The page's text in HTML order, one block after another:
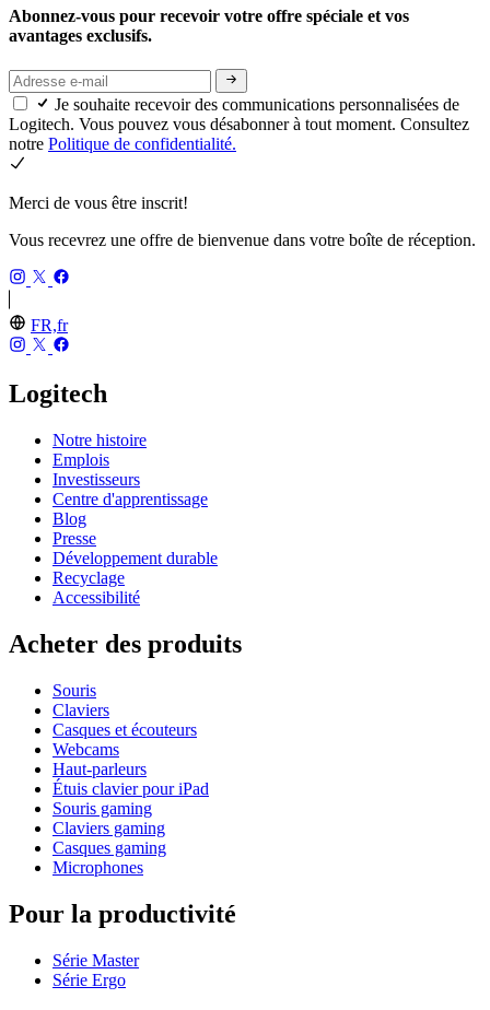
Abonnez-vous pour recevoir votre offre spéciale et vos
avantages exclusifs.
Je souhaite recevoir des communications personnalisées de
Logitech. Vous pouvez vous désabonner à tout moment. Consultez
notre Politique de confidentialité.
Merci de vous être inscrit!
Vous recevrez une offre de bienvenue dans votre boîte de réception.
FR,fr
Logitech
Notre histoire
Emplois
Investisseurs
Centre d'apprentissage
Blog
Presse
Développement durable
Recyclage
Accessibilité
Acheter des produits
Souris
Claviers
Casques et écouteurs
Webcams
Haut-parleurs
Étuis clavier pour iPad
Souris gaming
Claviers gaming
Casques gaming
Microphones
Pour la productivité
Série Master
Série Ergo